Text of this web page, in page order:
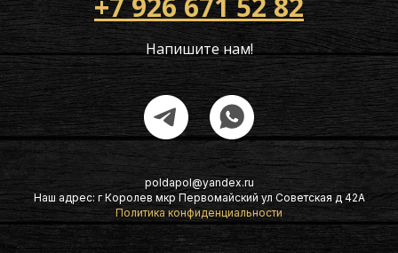
Напишите нам!
poldapol@yandex.ru
Наш адрес: г Королев мкр Первомайский ул Советская д 42А
Политика конфиденциальности